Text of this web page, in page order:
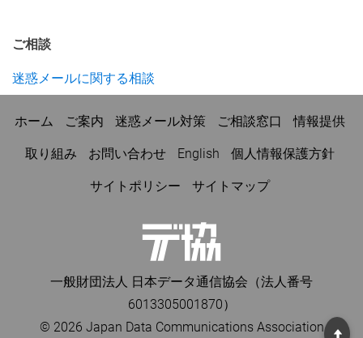
ご相談
迷惑メールに関する相談
ペ
ホーム ご案内 迷惑メール対策 ご相談窓口
情報提供
取り組み
お問い合わせ English
個人情報保護方針
サイトポリシー
サイトマップ
一般財団法人 日本データ通信協会（法人番号
6013305001870）
© 2026 Japan Data Communications Association